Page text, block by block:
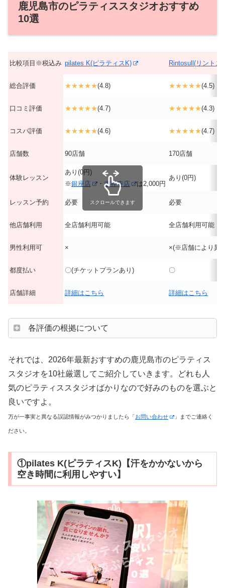
鹿児島市のピラティススタジオおすすめ
10選
比較項目※税込み pilates K(ピラティスK) Rintosull(リントス
総合評価 ★★★★★(4.8) ★★★★★(4.5)
口コミ評価 ★★★★★(4.7) ★★★★★(4.3)
コスパ評価 ★★★★★(4.6) ★★★★★(4.7)
店舗数 90店舗 170店舗
体験レッスン
あり(0円)
※銀座店 ・ 吉祥寺店 は2,000円
あり(0円)
レッスン予約 必要 必要
他店舗利用 全店舗利用可能 全店舗利用可能
男性利用可 × ×(※店舗により異
都度払い 〇(チケットプランあり) 〇
店舗詳細 詳細はこちら 詳細はこちら
スクロールできます
各評価の根拠について
それでは、2026年最新おすすめの鹿児島市のピラティス
スタジオを10社厳選してご紹介していきます。どれも人
気のピラティススタジオばかりなので好みのものを選ぶと
良いですよ。
万が一事実と異なる誤認情報がみつかりましたら「お問い合わせ 」までご連絡く
ださい。
①pilates K(ピラティスK)【汗をかかないから
空き時間に利用しやすい】